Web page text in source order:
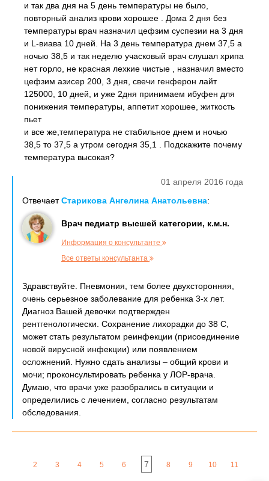
и так два дня на 5 день температуры не было,
повторный анализ крови хорошее . Дома 2 дня без
температуры врач назначил цефзим суспезии на 3 дня
и L-виава 10 дней. На 3 день температура днем 37,5 а
ночью 38,5 и так неделю учасковый врач слушал хрипа
нет горло, не красная лехкие чистые , назначил вместо
цефзим азисер 200, 3 дня, свечи генферон лайт
125000, 10 дней, и уже 2дня принимаем ибуфен для
понижения температуры, аппетит хорошее, житкость
пьет
и все же,температура не стабильное днем и ночью
38,5 то 37,5 а утром сегодня 35,1 . Подскажите почему
температура высокая?
01 апреля 2016 года
ОтвечаетСтарикова Ангелина Анатольевна:
Врач педиатр высшей категории, к.м.н.
Информация о консультанте
Все ответы консультанта
Здравствуйте. Пневмония, тем более двухсторонняя,
очень серьезное заболевание для ребенка 3-х лет.
Диагноз Вашей девочки подтвержден
рентгенологически. Сохранение лихорадки до 38 С,
может стать результатом реинфекции (присоединение
новой вирусной инфекции) или появлением
осложнений. Нужно сдать анализы – общий крови и
мочи; проконсультировать ребенка у ЛОР-врача.
Думаю, что врачи уже разобрались в ситуации и
определились с лечением, согласно результатам
обследования.
2 3 4 5 6 7 8 9 10 11